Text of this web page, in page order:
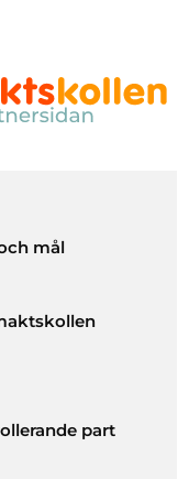
mål
part